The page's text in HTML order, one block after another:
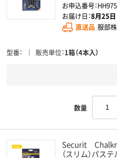
お申込番号：
お届け日：8月25日
直送品 服部
型番 販売単位 1箱（4本入）
数量
Securit
（スリム）パ